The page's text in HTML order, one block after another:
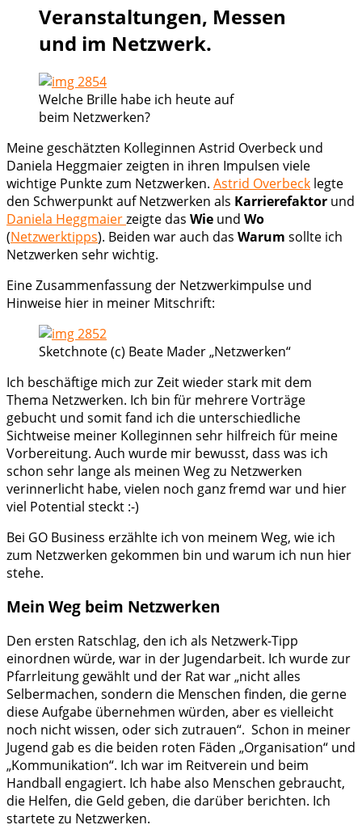
Veranstaltungen, Messen
und im Netzwerk.
Welche Brille habe ich heute auf
beim Netzwerken?
Meine geschätzten Kolleginnen Astrid Overbeck und
Daniela Heggmaier zeigten in ihren Impulsen viele
wichtige Punkte zum Netzwerken. Astrid Overbeck legte
den Schwerpunkt auf Netzwerken als Karrierefaktor und
Daniela Heggmaierzeigte das Wie und Wo
(Netzwerktipps). Beiden war auch das Warum sollte ich
Netzwerken sehr wichtig.
Eine Zusammenfassung der Netzwerkimpulse und
Hinweise hier in meiner Mitschrift:
Sketchnote (c) Beate Mader „Netzwerken“
Ich beschäftige mich zur Zeit wieder stark mit dem
Thema Netzwerken. Ich bin für mehrere Vorträge
gebucht und somit fand ich die unterschiedliche
Sichtweise meiner Kolleginnen sehr hilfreich für meine
Vorbereitung. Auch wurde mir bewusst, dass was ich
schon sehr lange als meinen Weg zu Netzwerken
verinnerlicht habe, vielen noch ganz fremd war und hier
viel Potential steckt :-)
Bei GO Business erzählte ich von meinem Weg, wie ich
zum Netzwerken gekommen bin und warum ich nun hier
stehe.
Mein Weg beim Netzwerken
Den ersten Ratschlag, den ich als Netzwerk-Tipp
einordnen würde, war in der Jugendarbeit. Ich wurde zur
Pfarrleitung gewählt und der Rat war „nicht alles
Selbermachen, sondern die Menschen finden, die gerne
diese Aufgabe übernehmen würden, aber es vielleicht
noch nicht wissen, oder sich zutrauen“. Schon in meiner
Jugend gab es die beiden roten Fäden „Organisation“ und
„Kommunikation“. Ich war im Reitverein und beim
Handball engagiert. Ich habe also Menschen gebraucht,
die Helfen, die Geld geben, die darüber berichten. Ich
startete zu Netzwerken.